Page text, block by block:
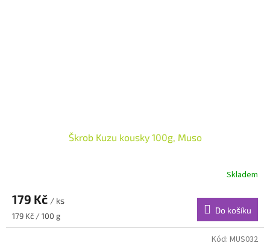
Škrob Kuzu kousky 100g, Muso
Skladem
179 Kč / ks
Měrná
cena:
179 Kč / 100 g
Do košíku
Kód: MUS032